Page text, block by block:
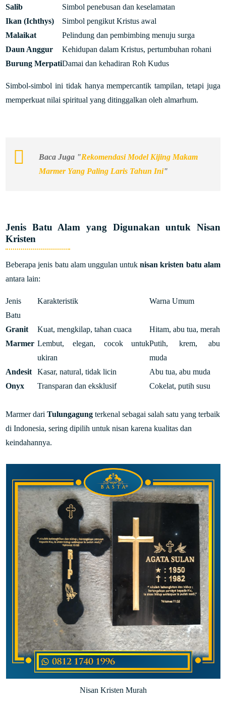
Salib
Simbol penebusan dan keselamatan
Ikan (Ichthys)
Simbol pengikut Kristus awal
Malaikat
Pelindung dan pembimbing menuju surga
Daun Anggur
Kehidupan dalam Kristus, pertumbuhan rohani
Burung MerpatiDamai dan kehadiran Roh Kudus
Simbol-simbol ini tidak hanya mempercantik tampilan, tetapi juga
memperkuat nilai spiritual yang ditinggalkan oleh almarhum.
Baca Juga "Rekomendasi Model Kijing Makam
Marmer Yang Paling Laris Tahun Ini"
Jenis Batu Alam yang Digunakan untuk Nisan
Kristen
Beberapa jenis batu alam unggulan untuknisan kristen batu alam
antara lain:
Jenis
Batu
Karakteristik Warna Umum
Granit Kuat, mengkilap, tahan cuaca
Hitam, abu tua, merah
Marmer Lembut, elegan, cocok untuk
ukiran
Putih, krem, abu
muda
Andesit
Kasar, natural, tidak licin
Abu tua, abu muda
Onyx
Transparan dan eksklusif Cokelat, putih susu
Marmer dariTulungagung terkenal sebagai salah satu yang terbaik
di Indonesia, sering dipilih untuk nisan karena kualitas dan
keindahannya.
Nisan Kristen Murah